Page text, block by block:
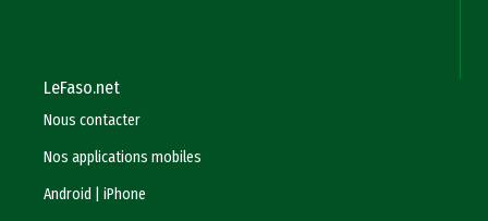
LeFaso.net
Nous contacter
Nos applications mobiles
Android
|iPhone